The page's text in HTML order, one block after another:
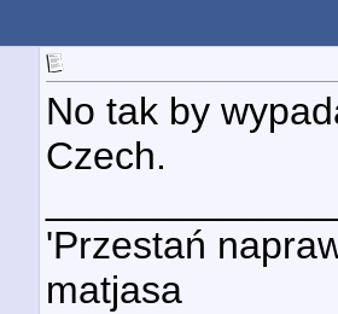
No tak by
Czech.
'Przestań
matjasa